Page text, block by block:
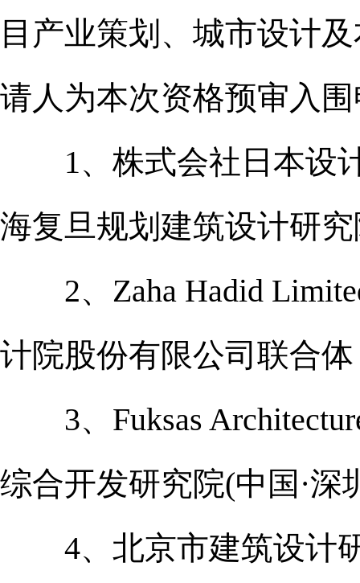
目产业策划、城市设计
请人为本次资格预审入
1、株式会社日本设计
海复旦规划建筑设计研
2、Zaha Hadid
计院股份有限公司联合
3、Fuksas
综合开发研究院(中国·深
4、北京市建筑设计研